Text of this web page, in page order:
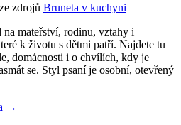
zdrojů Bruneta v kuchyni
mateřství, rodinu, vztahy i
k životu s dětmi patří. Najdete tu
domácnosti i o chvílích, kdy je
se. Styl psaní je osobní, otevřený
→